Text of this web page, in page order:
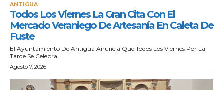
ANTIGUA
Todos Los Viernes La Gran Cita Con El
Mercado Veraniego De Artesanía En Caleta De
Fuste
El Ayuntamiento De Antigua Anuncia Que Todos Los Viernes Por La
Tarde Se Celebra...
Agosto 7, 2026